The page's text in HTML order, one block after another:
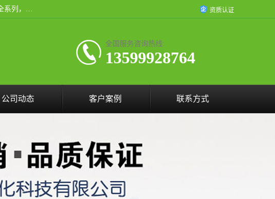
厦门晶鼎自动化科技有限公司是一家具有独立法人资格的高新技术企业；代理销售的产品有台湾威纶触摸屏，魏德米勒全系列，永宏触摸屏,威纶触摸屏,台湾威纶weinview触摸屏,台湾永宏PLC，FATEK,永宏伺服,图儿克总线，施耐德，欧姆龙，西门子，富士变频，K&N蓝系列， BUSSMANN，松下变频器，丹佛斯变频器等。 资质认证
全国服务咨询热线:
13599928764
公司动态 客户案例 联系方式